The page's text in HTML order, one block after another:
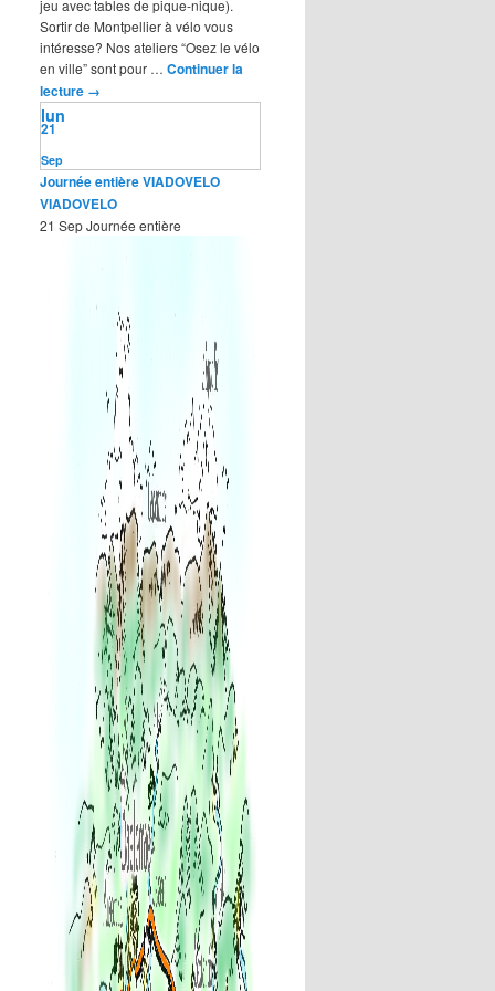
jeu avec tables de pique-nique).
Sortir de Montpellier à vélo vous
intéresse? Nos ateliers “Osez le vélo
en ville” sont pour … Continuer la
lecture →
Sep
21
lun
Journée entièreVIADOVELO
VIADOVELO
21 SepJournée entière